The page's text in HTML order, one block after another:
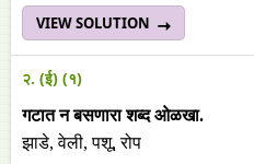
VIEW SOLUTION
२. (ई) (१)
गटात न बसणारा शब्द ओळखा.
झाडे, वेली, पशू, रोप